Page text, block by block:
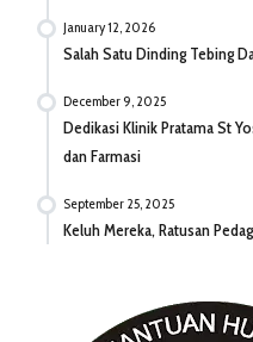
January 12, 2026
Salah Satu Dinding Tebing
December 9, 2025
Dedikasi Klinik Pratama St
dan Farmasi
September 25, 2025
Keluh Mereka, Ratusan